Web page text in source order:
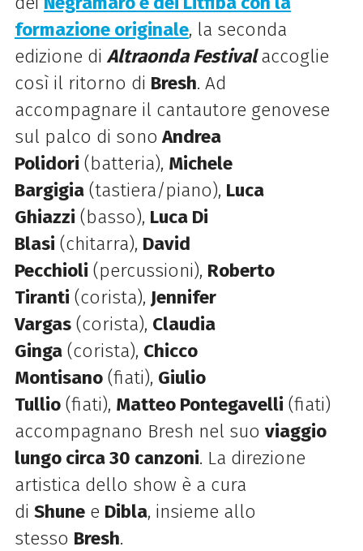
formazione originale, la seconda
edizione di Altraonda Festival accoglie
così il ritorno di Bresh. Ad
accompagnare il cantautore genovese
sul palco di sono Andrea
Polidori (batteria), Michele
Bargigia(tastiera/piano), Luca
Ghiazzi (basso), Luca Di
Blasi (chitarra), David
Pecchioli (percussioni), Roberto
Tiranti (corista), Jennifer
Vargas(corista), Claudia
Ginga(corista), Chicco
Montisano(fiati), Giulio
Tullio(fiati), Matteo Pontegavelli (fiati)
accompagnano Bresh nel suo viaggio
lungo circa 30 canzoni. La direzione
artistica dello show è a cura
di Shunee Dibla, insieme allo
stesso Bresh.